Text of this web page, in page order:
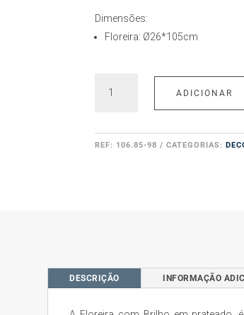
Dimensões:
Floreira: Ø26*105cm
ADICIONAR
REF: 106.85-98 CATEGORIAS:
DESCRIÇÃO INFORMAÇÃO